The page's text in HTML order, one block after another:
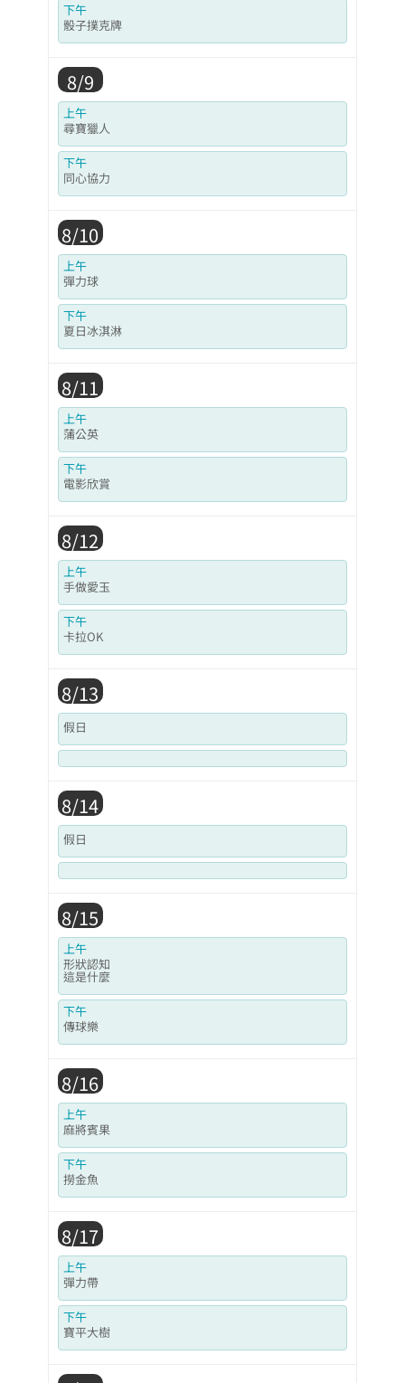
下午
骰子撲克牌
8/9
上午
尋寶獵人
下午
同心協力
8/10
上午
彈力球
下午
夏日冰淇淋
8/11
上午
蒲公英
下午
電影欣賞
8/12
上午
手做愛玉
下午
卡拉OK
8/13
假日
8/14
假日
8/15
上午
形狀認知
這是什麼
下午
傳球樂
8/16
上午
麻將賓果
下午
撈金魚
8/17
上午
彈力帶
下午
寶平大樹